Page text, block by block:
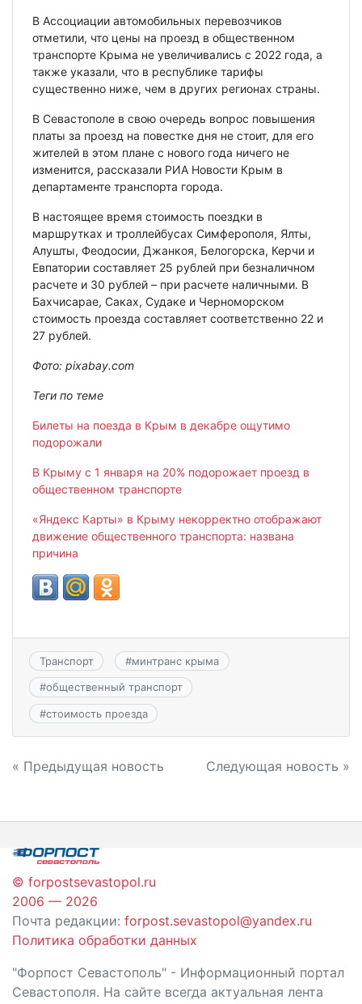
В Ассоциации автомобильных перевозчиков
отметили, что цены на проезд в общественном
транспорте Крыма не увеличивались с 2022 года, а
также указали, что в республике тарифы
существенно ниже, чем в других регионах страны.
В Севастополе в свою очередь вопрос повышения
платы за проезд на повестке дня не стоит, для его
жителей в этом плане с нового года ничего не
изменится, рассказали РИА Новости Крым в
департаменте транспорта города.
В настоящее время стоимость поездки в
маршрутках и троллейбусах Симферополя, Ялты,
Алушты, Феодосии, Джанкоя, Белогорска, Керчи и
Евпатории составляет 25 рублей при безналичном
расчете и 30 рублей – при расчете наличными. В
Бахчисарае, Саках, Судаке и Черноморском
стоимость проезда составляет соответственно 22 и
27 рублей.
Фото: pixabay.com
Теги по теме
Билеты на поезда в Крым в декабре ощутимо
подорожали
В Крыму с 1 января на 20% подорожает проезд в
общественном транспорте
«Яндекс Карты» в Крыму некорректно отображают
движение общественного транспорта: названа
причина
Транспорт #минтранс крыма
#общественный транспорт
#стоимость проезда
Навигация
записям
« Предыдущая новость Следующая новость »
© forpostsevastopol.ru
2006 — 2026
Почта редакции: forpost.sevastopol@yandex.ru
Политика обработки данных
"Форпост Севастополь" - Информационный портал
Севастополя. На сайте всегда актуальная лента